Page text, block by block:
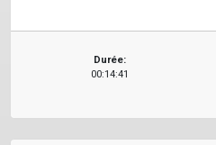
Durée:
00:14:41